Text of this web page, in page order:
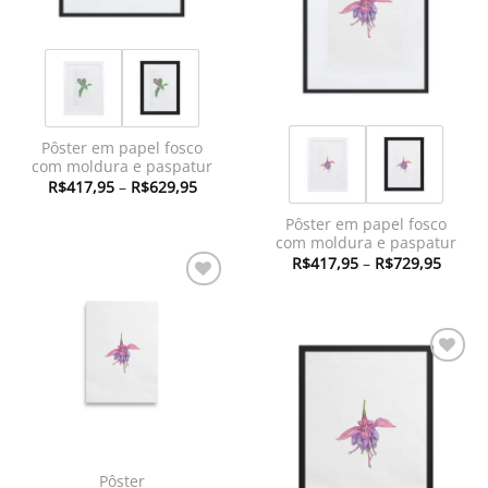
Pôster em papel fosco
com moldura e paspatur
R$417,95 – R$629,95Faixa
de
R$629,95
Pôster em papel fosco
com moldura e paspatur
R$417,95 – R$729,95Faixa
de
Pôster